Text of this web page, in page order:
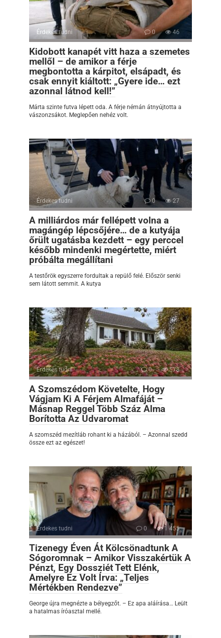
Érdekes tudni 0 46
Kidobott kanapét vitt haza a szemetes
mellől – de amikor a férje
megbontotta a kárpitot, elsápadt, és
csak ennyit kiáltott: „Gyere ide… ezt
azonnal látnod kell!”
Márta szinte futva lépett oda. A férje némán átnyújtotta a
vászonzsákot. Meglepően nehéz volt.
Érdekes tudni 0 27
A milliárdos már fellépett volna a
magángép lépcsőjére… de a kutyája
őrült ugatásba kezdett – egy perccel
később mindenki megértette, miért
próbálta megállítani
A testőrök egyszerre fordultak a repülő felé. Először senki
sem látott semmit. A kutya
Érdekes tudni 0 578
A Szomszédom Követelte, Hogy
Vágjam Ki A Férjem Almafáját –
Másnap Reggel Több Száz Alma
Borította Az Udvaromat
A szomszéd mezítláb rohant ki a házából. – Azonnal szedd
össze ezt az egészet!
Érdekes tudni 0 1 455
Tizenegy Éven Át Kölcsönadtunk A
Sógoromnak – Amikor Visszakértük A
Pénzt, Egy Dossziét Tett Elénk,
Amelyre Ez Volt Írva: „Teljes
Mértékben Rendezve”
George újra megnézte a bélyegzőt. – Ez apa aláírása… Leült
a hatalmas íróasztal mellé.